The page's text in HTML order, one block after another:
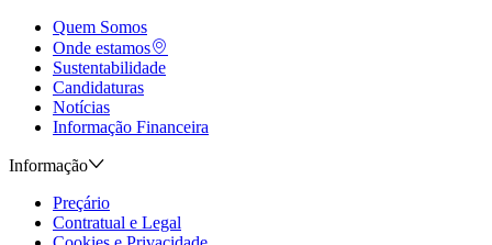
Quem Somos
Onde estamos
Sustentabilidade
Candidaturas
Notícias
Informação Financeira
Informação
Preçário
Contratual e Legal